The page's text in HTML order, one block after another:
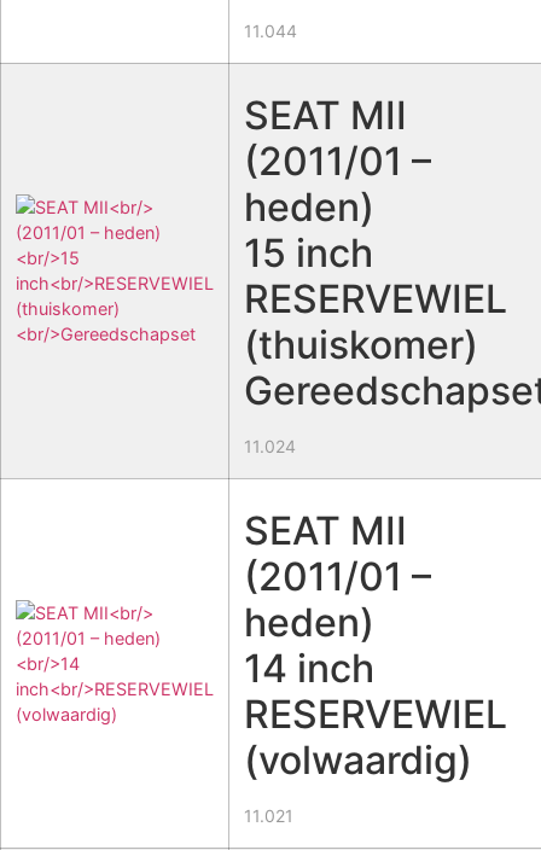
11.044
SEAT MII
(2011/01 –
heden)
15 inch
RESERVEWIEL
(thuiskomer)
11.024
SEAT MII
(2011/01 –
heden)
14 inch
RESERVEWIEL
(volwaardig)
11.021